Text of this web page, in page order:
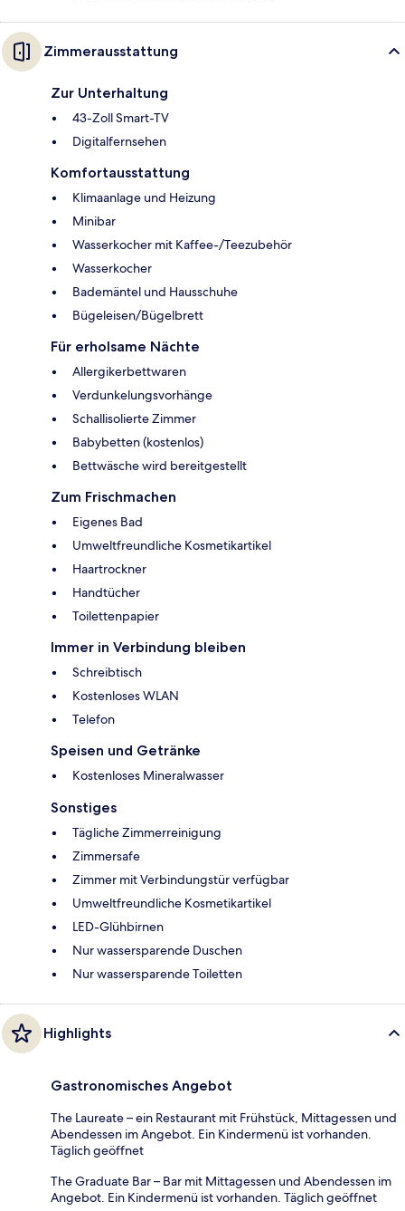
Zimmerausstattung
Zur Unterhaltung
43-Zoll Smart-TV
Digitalfernsehen
Komfortausstattung
Klimaanlage und Heizung
Minibar
Wasserkocher mit Kaffee-/Teezubehör
Wasserkocher
Bademäntel und Hausschuhe
Bügeleisen/Bügelbrett
Für erholsame Nächte
Allergikerbettwaren
Verdunkelungsvorhänge
Schallisolierte Zimmer
Babybetten (kostenlos)
Bettwäsche wird bereitgestellt
Zum Frischmachen
Eigenes Bad
Umweltfreundliche Kosmetikartikel
Haartrockner
Handtücher
Toilettenpapier
Immer in Verbindung bleiben
Schreibtisch
Kostenloses WLAN
Telefon
Speisen und Getränke
Kostenloses Mineralwasser
Sonstiges
Tägliche Zimmerreinigung
Zimmersafe
Zimmer mit Verbindungstür verfügbar
Umweltfreundliche Kosmetikartikel
LED-Glühbirnen
Nur wassersparende Duschen
Nur wassersparende Toiletten
Highlights
Gastronomisches Angebot
The Laureate – ein Restaurant mit Frühstück, Mittagessen und
Abendessen im Angebot. Ein Kindermenü ist vorhanden.
Täglich geöffnet
The Graduate Bar – Bar mit Mittagessen und Abendessen im
Angebot. Ein Kindermenü ist vorhanden. Täglich geöffnet